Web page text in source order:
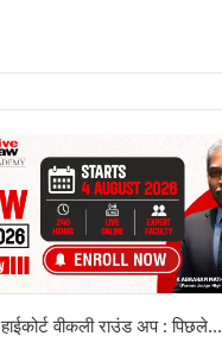
हाईकोर्ट वीकली राउंड अप : पिछले...